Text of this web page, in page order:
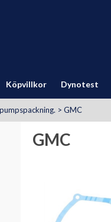
Köpvillkor Dynotest
> GMC
GMC